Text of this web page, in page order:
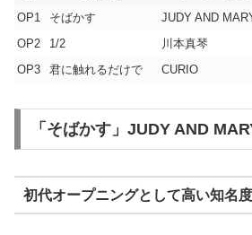
OP1
そばかす JUDY AND
OP2
1/2 川本真琴
OP3
君に触れるだけで CURIO
「そばかす」JUDY AND
初代オープニングとして高い知名